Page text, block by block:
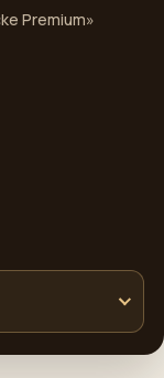
Premium»